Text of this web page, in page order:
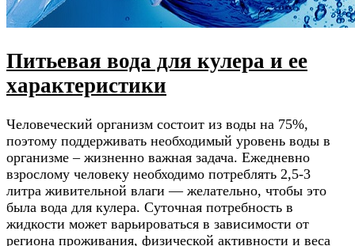
Питьевая вода для кулера и ее
характеристики
Человеческий организм состоит из воды на 75%,
поэтому поддерживать необходимый уровень воды в
организме – жизненно важная задача. Ежедневно
взрослому человеку необходимо потреблять 2,5-3
литра живительной влаги — желательно, чтобы это
была вода для кулера. Суточная потребность в
жидкости может варьироваться в зависимости от
региона проживания, физической активности и веса